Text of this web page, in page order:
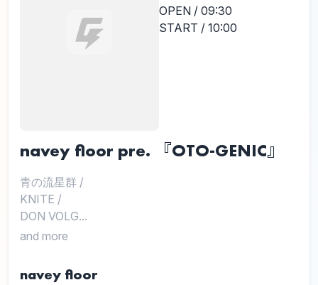
OPEN / 09:30
START / 10:00
navey floor pre. 『OTO-GENIC』
青の流星群 /
KNITE /
DON VOLG...
and more
navey floor